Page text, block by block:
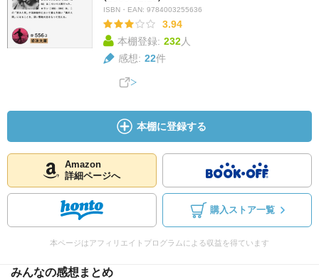
ISBN・EAN: 9784003255636
3.94
本棚登録: 232人
感想: 22件
本棚に登録する
Amazon
詳細ページへ
購入ストア一覧
本ページはアフィリエイトプログラムによる収益を得ています
みんなの感想まとめ